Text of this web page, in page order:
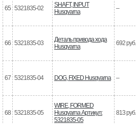
65 5321835-02
SHAFT, INPUT
Husqvarna
–
66 5321835-03
Деталь привода хода
Husqvarna
692 руб.
67 5321835-04 DOG, FIXED Husqvarna
–
68 5321835-05
WIRE, FORMED
Husqvarna Артикул:
5321835-05
813 руб.